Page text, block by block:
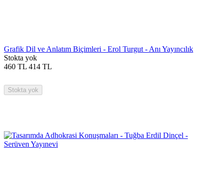
Grafik Dil ve Anlatım Biçimleri - Erol Turgut - Anı Yayıncılık
Stokta yok
460 TL 414 TL
Stokta yok